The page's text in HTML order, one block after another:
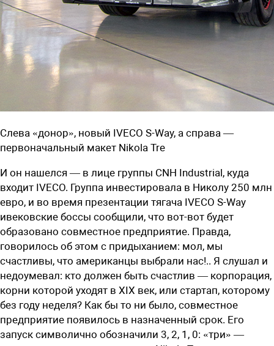
Слева «донор», новый IVECO S-Way, а справа —
первоначальный макет Nikola Tre
И он нашелся — в лице группы CNH Industrial, куда
входит IVECO. Группа инвестировала в Николу 250 млн
евро, и во время презентации тягача IVECO S-Way
ивековские боссы сообщили, что вот-вот будет
образовано совместное предприятие. Правда,
говорилось об этом с придыханием: мол, мы
счастливы, что американцы выбрали нас!.. Я слушал и
недоумевал: кто должен быть счастлив — корпорация,
корни которой уходят в XIX век, или стартап, которому
без году неделя? Как бы то ни было, совместное
предприятие появилось в назначенный срок. Его
запуск символично обозначили 3, 2, 1, 0: «три» —